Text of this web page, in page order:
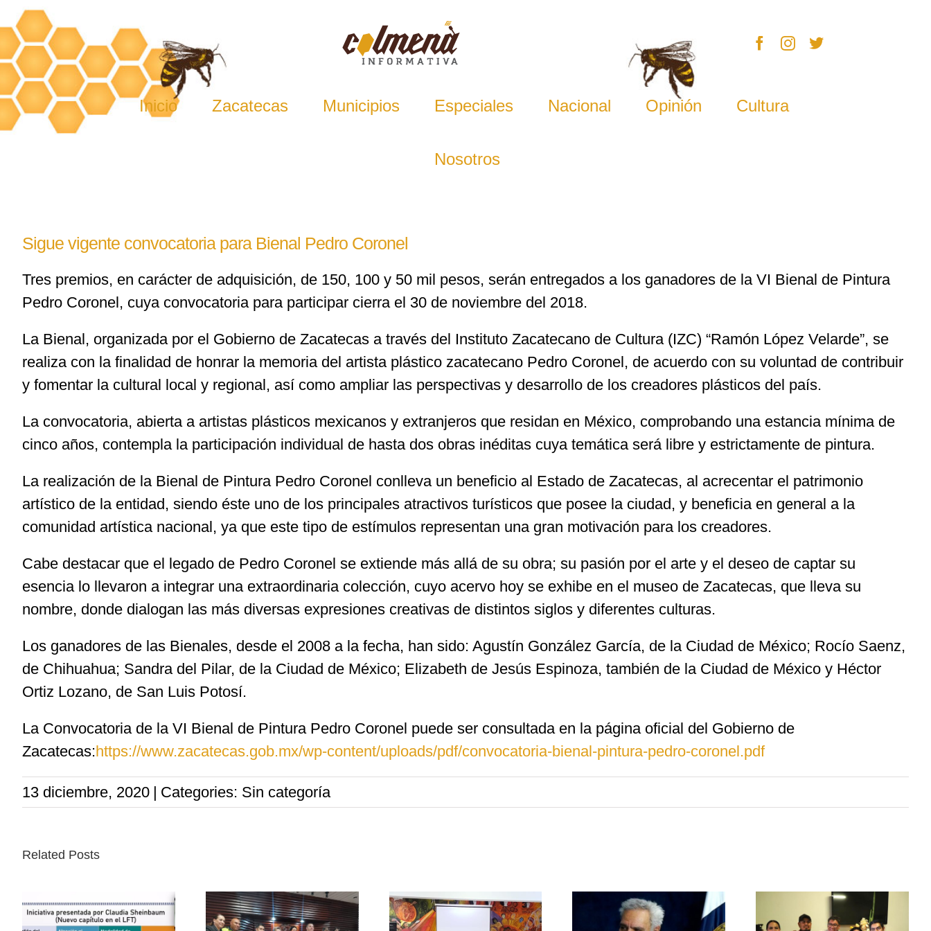
Skip
to
content
Inicio Zacatecas Municipios Especiales Nacional Opinión Cultura
Nosotros
Sigue vigente convocatoria para Bienal Pedro Coronel
Tres premios, en carácter de adquisición, de 150, 100 y 50 mil pesos, serán entregados a los ganadores de la VI Bienal de Pintura
Pedro Coronel, cuya convocatoria para participar cierra el 30 de noviembre del 2018.
La Bienal, organizada por el Gobierno de Zacatecas a través del Instituto Zacatecano de Cultura (IZC) “Ramón López Velarde”, se
realiza con la finalidad de honrar la memoria del artista plástico zacatecano Pedro Coronel, de acuerdo con su voluntad de contribuir
y fomentar la cultural local y regional, así como ampliar las perspectivas y desarrollo de los creadores plásticos del país.
La convocatoria, abierta a artistas plásticos mexicanos y extranjeros que residan en México, comprobando una estancia mínima de
cinco años, contempla la participación individual de hasta dos obras inéditas cuya temática será libre y estrictamente de pintura.
La realización de la Bienal de Pintura Pedro Coronel conlleva un beneficio al Estado de Zacatecas, al acrecentar el patrimonio
artístico de la entidad, siendo éste uno de los principales atractivos turísticos que posee la ciudad, y beneficia en general a la
comunidad artística nacional, ya que este tipo de estímulos representan una gran motivación para los creadores.
Cabe destacar que el legado de Pedro Coronel se extiende más allá de su obra; su pasión por el arte y el deseo de captar su
esencia lo llevaron a integrar una extraordinaria colección, cuyo acervo hoy se exhibe en el museo de Zacatecas, que lleva su
nombre, donde dialogan las más diversas expresiones creativas de distintos siglos y diferentes culturas.
Los ganadores de las Bienales, desde el 2008 a la fecha, han sido: Agustín González García, de la Ciudad de México; Rocío Saenz,
de Chihuahua; Sandra del Pilar, de la Ciudad de México; Elizabeth de Jesús Espinoza, también de la Ciudad de México y Héctor
Ortiz Lozano, de San Luis Potosí.
La Convocatoria de la VI Bienal de Pintura Pedro Coronel puede ser consultada en la página oficial del Gobierno de
Zacatecas:https://www.zacatecas.gob.mx/wp-content/uploads/pdf/convocatoria-bienal-pintura-pedro-coronel.pdf
13 diciembre, 2020 | Categories: Sin categoría
Related Posts